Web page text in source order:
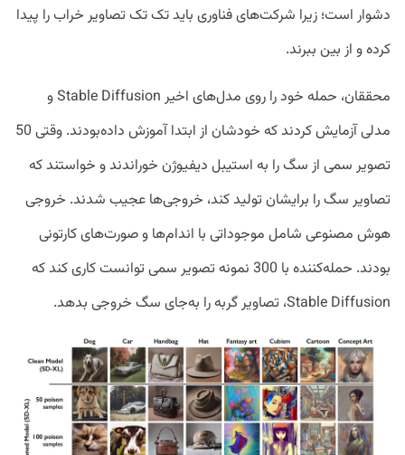
دشوار است؛ زیرا شرکت‌های فناوری باید تک تک تصاویر خراب را پیدا
کرده و از بین ببرند.
محققان، حمله خود را روی مدل‌های اخیر Stable Diffusion و
مدلی آزمایش کردند که خودشان از ابتدا آموزش داده‌بودند. وقتی 50
تصویر سمی از سگ را به استیبل دیفیوژن خوراندند و خواستند که
تصاویر سگ را برایشان تولید کند، خروجی‌ها عجیب شدند. خروجی
هوش مصنوعی شامل موجوداتی با اندام‌ها و صورت‌های کارتونی
بودند. حمله‌کننده با 300 نمونه تصویر سمی توانست کاری کند که
Stable Diffusion، تصاویر گربه را به‌جای سگ خروجی بدهد.